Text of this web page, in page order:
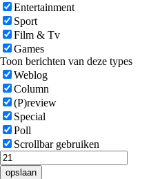
Entertainment
Sport
Film & Tv
Games
Toon berichten van deze types
Weblog
Column
(P)review
Special
Poll
Scrollbar gebruiken
opslaan